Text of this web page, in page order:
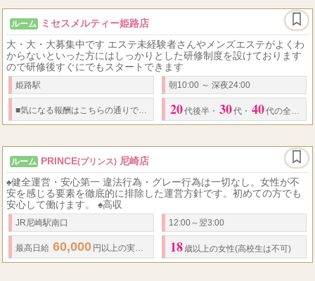
ルーム
ミセスメルティー姫路店
大・大・大募集中です エステ未経験者さんやメンズエステがよくわ
からないといった方にはしっかりとした研修制度を設けております
ので研修後すぐにでもスタートできます
姫路駅 朝10:00 ～ 深夜24:00
■気になる報酬はこちらの通りです！ 70 分5000 円 80 分6000円
20代後半・ 30代・ 40代の全ての女性（まったく経験未経験問いません）
ルーム PRINCE(プリンス) 尼崎店
♠健全運営・安心第一 違法行為・グレー行為は一切なし。女性が不
安を感じる要素を徹底的に排除した運営方針です。初めての方でも
安心して働けます。 ♠高収
JR尼崎駅南口 12:00～翌3:00
最高日給 60,000 円以上の実績ありルーム増室につき 緊急募集 バック率
18 歳以上の女性(高校生は不可)